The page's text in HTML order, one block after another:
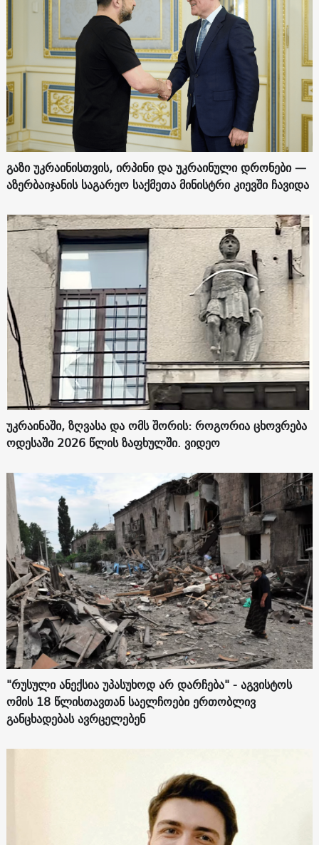
გაზი უკრაინისთვის, ირპინი და უკრაინული დრონები —
აზერბაიჯანის საგარეო საქმეთა მინისტრი კიევში ჩავიდა
უკრაინაში, ზღვასა და ომს შორის: როგორია ცხოვრება
ოდესაში 2026 წლის ზაფხულში. ვიდეო
"რუსული ანექსია უპასუხოდ არ დარჩება" - აგვისტოს
ომის 18 წლისთავთან საელჩოები ერთობლივ
განცხადებას ავრცელებენ